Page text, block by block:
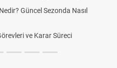
Güncel Sezonda Nasıl
ve Karar Süreci